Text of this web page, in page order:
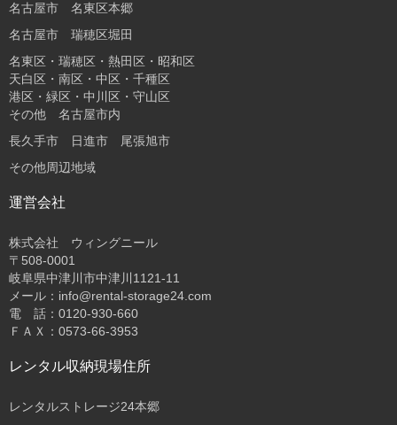
名古屋市 名東区本郷
名古屋市 瑞穂区堀田
名東区・瑞穂区・熱田区・昭和区
天白区・南区・中区・千種区
港区・緑区・中川区・守山区
その他 名古屋市内
長久手市 日進市 尾張旭市
その他周辺地域
運営会社
株式会社 ウィングニール
〒508-0001
岐阜県中津川市中津川1121-11
メール：info@rental-storage24.com
電 話：0120-930-660
ＦＡＸ：0573-66-3953
レンタル収納現場住所
レンタルストレージ24本郷